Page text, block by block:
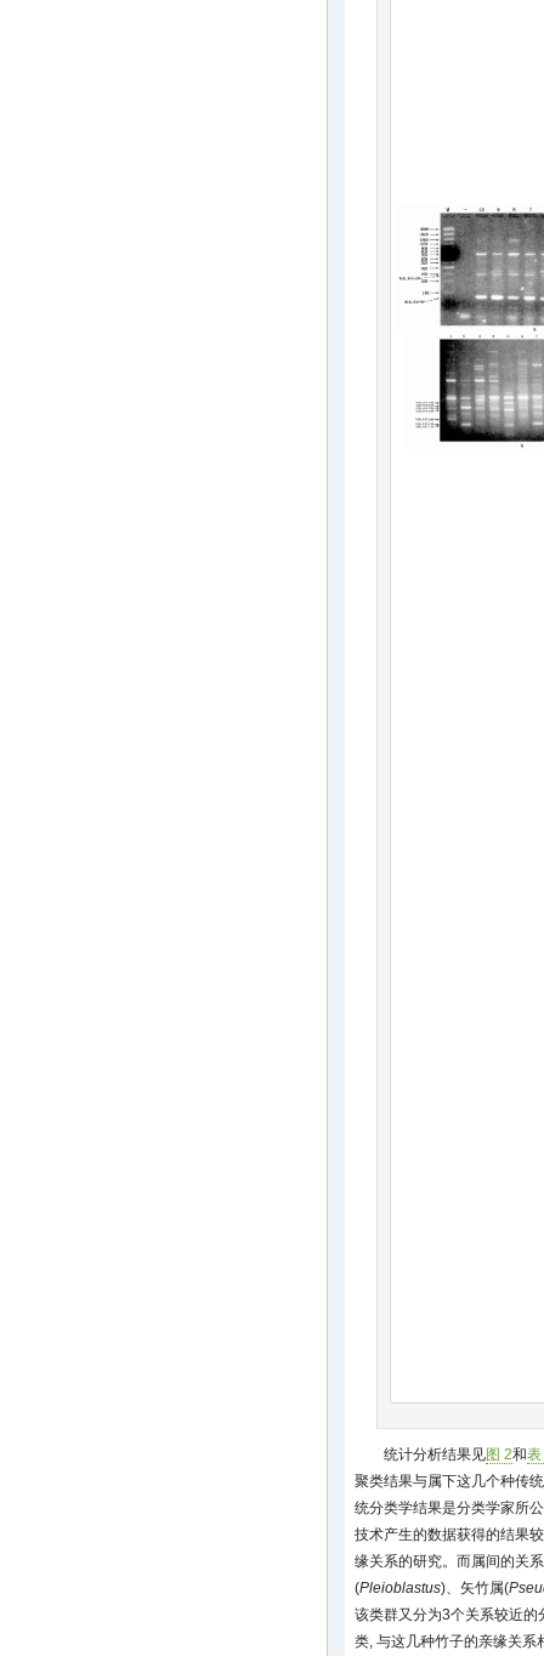
统计分析结果见图 2和
聚类结果与属下这几个种传
统分类学结果是分类学家所
技术产生的数据获得的结果
缘关系的研究。而属间的关
(Pleioblastus)、矢竹属(
该类群又分为3个关系较近的
类, 与这几种竹子的亲缘关系